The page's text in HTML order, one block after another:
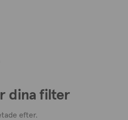
dina filter
efter.